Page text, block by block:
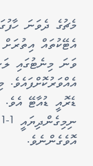
މެޗުގެ ދެވަނަ
ވަނަ މިނެޓުގައި
އޮވެގެންނެވެ.